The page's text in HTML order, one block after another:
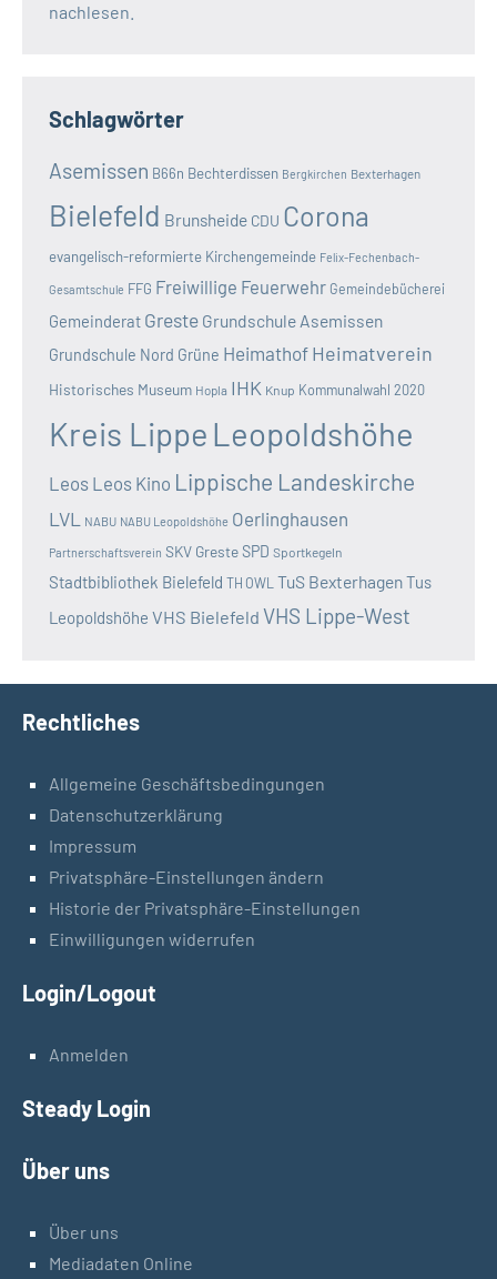
nachlesen.
Schlagwörter
Asemissen B66n Bechterdissen Bergkirchen Bexterhagen
Bielefeld Brunsheide CDU Corona
evangelisch-reformierte Kirchengemeinde Felix-Fechenbach-
Gesamtschule FFG Freiwillige Feuerwehr Gemeindebücherei
Gemeinderat Greste Grundschule Asemissen
Grundschule Nord Grüne Heimathof Heimatverein
Historisches Museum Hopla IHK Knup Kommunalwahl 2020
Kreis Lippe Leopoldshöhe
Leos Leos Kino Lippische Landeskirche
LVL NABU NABU Leopoldshöhe Oerlinghausen
Partnerschaftsverein SKV GresteSPD Sportkegeln
Stadtbibliothek Bielefeld TH OWL TuS BexterhagenTus
Leopoldshöhe VHS Bielefeld VHS Lippe-West
Rechtliches
Allgemeine Geschäftsbedingungen
Datenschutzerklärung
Impressum
Privatsphäre-Einstellungen ändern
Historie der Privatsphäre-Einstellungen
Einwilligungen widerrufen
Login/Logout
Anmelden
Steady Login
Über uns
Über uns
Mediadaten Online